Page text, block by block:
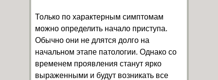
Только по характерным симптомам
можно определить начало приступа.
Обычно они не длятся долго на
начальном этапе патологии. Однако со
временем проявления станут ярко
выраженными и будут возникать все